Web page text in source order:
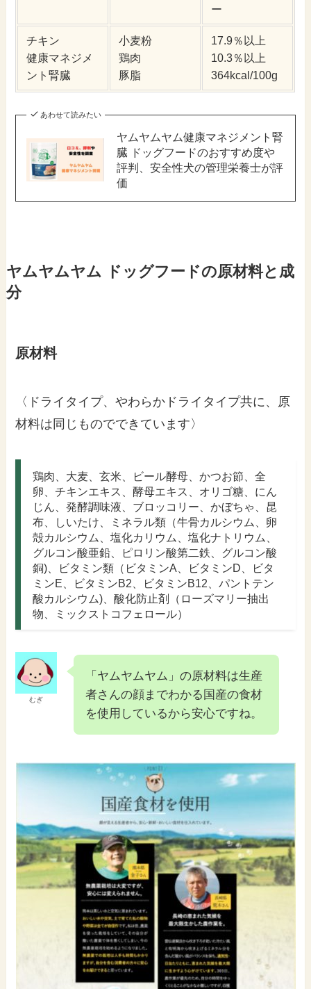
ー
チキン
健康マネジメ
ント腎臓
小麦粉
鶏肉
豚脂
17.9％以上
10.3％以上
364kcal/100g
あわせて読みたい
ヤムヤムヤム健康マネジメント腎
臓 ドッグフードのおすすめ度や
評判、安全性犬の管理栄養士が評
価
ヤムヤムヤム ドッグフードの原材料と成
分
原材料
〈ドライタイプ、やわらかドライタイプ共に、原
材料は同じものでできています〉
鶏肉、大麦、玄米、ビール酵母、かつお節、全
卵、チキンエキス、酵母エキス、オリゴ糖、にん
じん、発酵調味液、ブロッコリー、かぼちゃ、昆
布、しいたけ、ミネラル類（牛骨カルシウム、卵
殻カルシウム、塩化カリウム、塩化ナトリウム、
グルコン酸亜鉛、ピロリン酸第二鉄、グルコン酸
銅)、ビタミン類（ビタミンA、ビタミンD、ビタ
ミンE、ビタミンB2、ビタミンB12、パントテン
酸カルシウム)、酸化防止剤（ローズマリー抽出
物、ミックストコフェロール）
むぎ
「ヤムヤムヤム」の原材料は生産
者さんの顔までわかる国産の食材
を使用しているから安心ですね。